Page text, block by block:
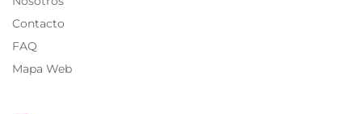
Contacto
FAQ
Mapa Web